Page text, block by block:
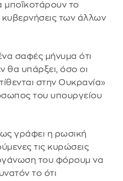
μποΐκοτάρουν το
κυβερνήσεις των άλλων
σαφές μήνυμα ότι
θα υπάρξει, όσο οι
στην Ουκρανία»
του υπουργείου
γράφει η ρωσική
τις κυρώσεις
του φόρουμ να
το ότι